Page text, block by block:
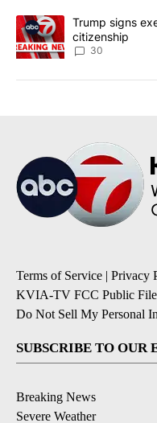
A trending article titled
Trump signs
citizenship
30
Terms of Service | Privacy
KVIA-TV FCC Public File
Do Not Sell My Personal
SUBSCRIBE TO OUR
Breaking News
Severe Weather